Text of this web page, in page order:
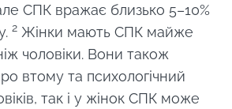
СПК вражає близько 5–10%
2 Жінки мають СПК майже
чоловіки. Вони також
втому та психологічний
так і у жінок СПК може